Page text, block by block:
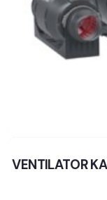
VENTILATOR